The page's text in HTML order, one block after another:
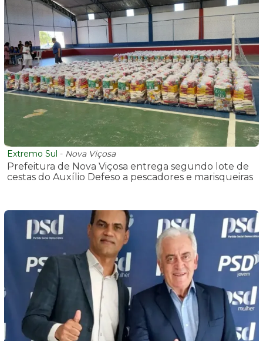
Extremo Sul - Nova Viçosa
Prefeitura de Nova Viçosa entrega segundo lote de
cestas do Auxílio Defeso a pescadores e marisqueiras